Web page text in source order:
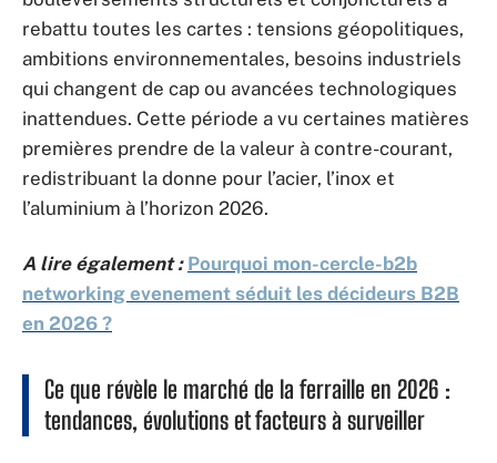
rebattu toutes les cartes : tensions géopolitiques,
ambitions environnementales, besoins industriels
qui changent de cap ou avancées technologiques
inattendues. Cette période a vu certaines matières
premières prendre de la valeur à contre-courant,
redistribuant la donne pour l’acier, l’inox et
l’aluminium à l’horizon 2026.
A lire également : Pourquoi mon-cercle-b2b
networking evenement séduit les décideurs B2B
en 2026 ?
Ce que révèle le marché de la ferraille en 2026 :
tendances, évolutions et facteurs à surveiller